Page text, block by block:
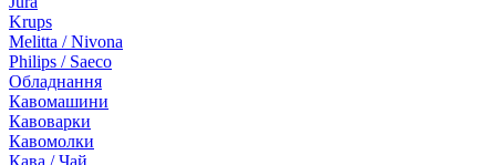
Krups
Melitta / Nivona
Philips / Saeco
Обладнання
Кавомашини
Кавоварки
Кавомолки
Кава / Чай